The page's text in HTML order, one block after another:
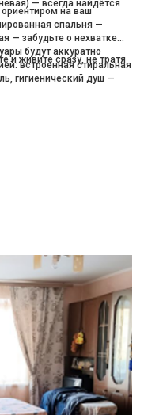
— всегда найдётся
на ваш
спальня —
— забудьте о нехватке
будут аккуратно
встроенная стиральная
гигиенический душ —
и живите сразу, не тратя